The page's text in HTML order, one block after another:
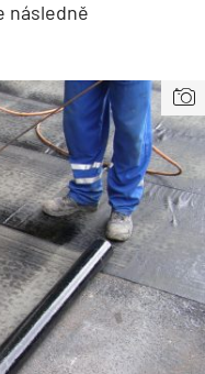
následně